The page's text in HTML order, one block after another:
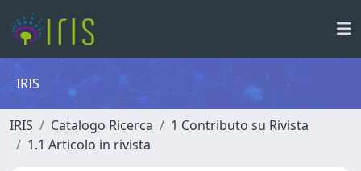
IRIS
IRIS Catalogo Ricerca
1 Contributo su Rivista
1.1 Articolo in rivista